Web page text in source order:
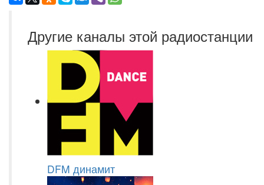
Другие каналы этой радиостанции
DFM динамит